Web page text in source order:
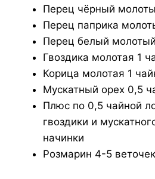
Перец чёрный
Перец паприка
Перец белый
Гвоздика молотая 1
Корица молотая 1
Мускатный орех 0,5
Плюс по 0,5 чайной
гвоздики и
начинки
Розмарин 4-5 веточек